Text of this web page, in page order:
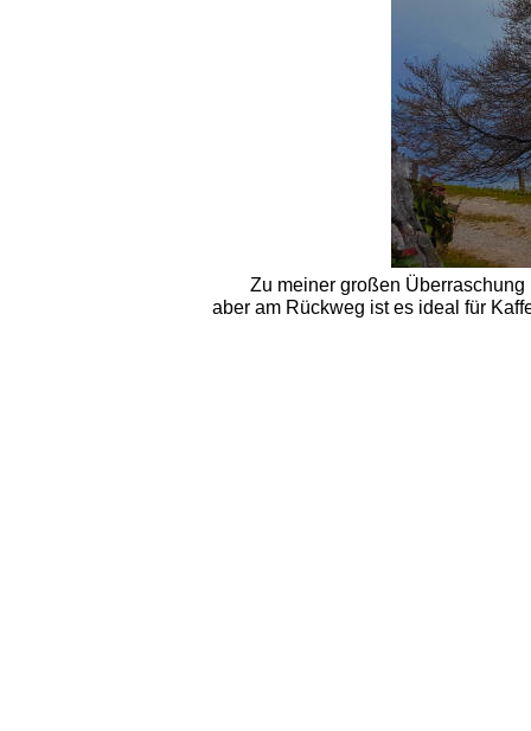
Zu meiner großen
aber am Rückweg ist es ideal für